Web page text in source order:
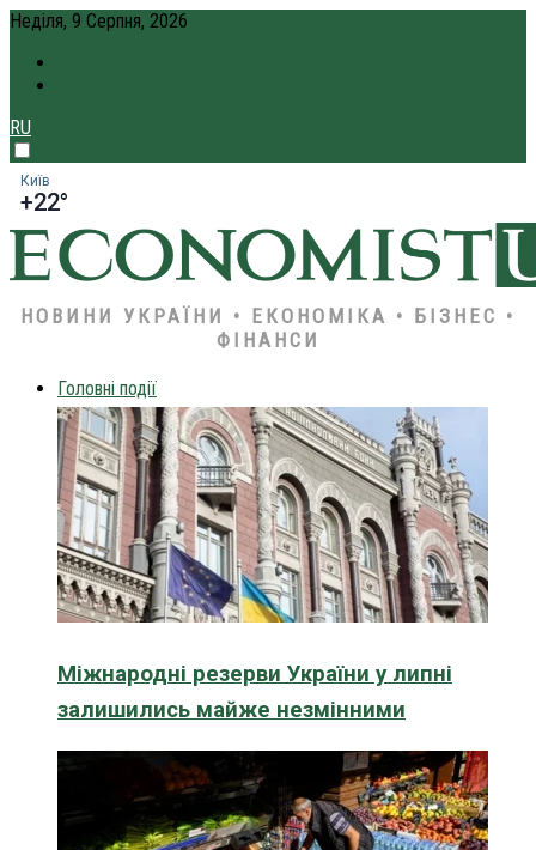
Неділя, 9 Серпня, 2026
RU
Київ
+22°
НОВИНИ УКРАЇНИ • ЕКОНОМІКА • БІЗНЕС •
ФІНАНСИ
Головні події
Міжнародні резерви України у липні
залишились майже незмінними